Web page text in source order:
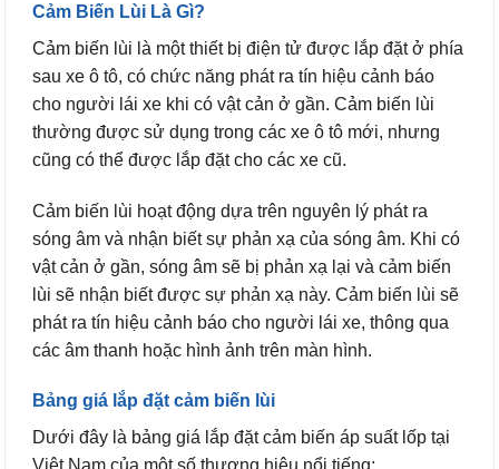
Cảm Biến Lùi Là Gì?
Cảm biến lùi là một thiết bị điện tử được lắp đặt ở phía
sau xe ô tô, có chức năng phát ra tín hiệu cảnh báo
cho người lái xe khi có vật cản ở gần. Cảm biến lùi
thường được sử dụng trong các xe ô tô mới, nhưng
cũng có thể được lắp đặt cho các xe cũ.
Cảm biến lùi hoạt động dựa trên nguyên lý phát ra
sóng âm và nhận biết sự phản xạ của sóng âm. Khi có
vật cản ở gần, sóng âm sẽ bị phản xạ lại và cảm biến
lùi sẽ nhận biết được sự phản xạ này. Cảm biến lùi sẽ
phát ra tín hiệu cảnh báo cho người lái xe, thông qua
các âm thanh hoặc hình ảnh trên màn hình.
Bảng giá lắp đặt cảm biến lùi
Dưới đây là bảng giá lắp đặt cảm biến áp suất lốp tại